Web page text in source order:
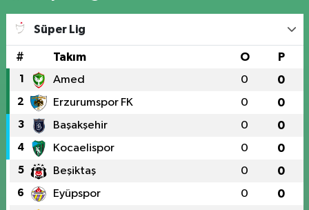
Süper Lig
# Takım O P
1 Amed 0 0
2 Erzurumspor FK 0 0
3 Başakşehir 0 0
4 Kocaelispor 0 0
5 Beşiktaş 0 0
6 Eyüpspor 0 0